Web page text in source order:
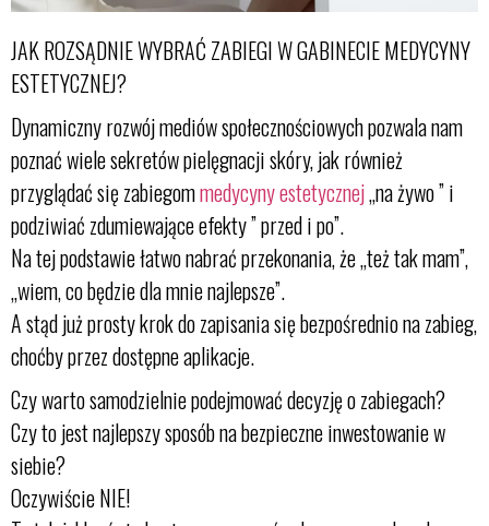
JAK ROZSĄDNIE WYBRAĆ ZABIEGI W GABINECIE MEDYCYNY
ESTETYCZNEJ?
Dynamiczny rozwój mediów społecznościowych pozwala nam
poznać wiele sekretów pielęgnacji skóry, jak również
przyglądać się zabiegommedycyny estetycznej„na żywo ” i
podziwiać zdumiewające efekty ” przed i po”.
Na tej podstawie łatwo nabrać przekonania, że „też tak mam”,
„wiem, co będzie dla mnie najlepsze”.
A stąd już prosty krok do zapisania się bezpośrednio na zabieg,
choćby przez dostępne aplikacje.
Czy warto samodzielnie podejmować decyzję o zabiegach?
Czy to jest najlepszy sposób na bezpieczne inwestowanie w
siebie?
Oczywiście NIE!